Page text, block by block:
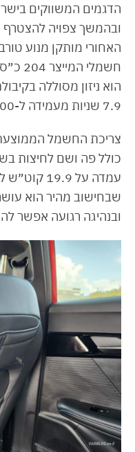
הדגמים המשווקים
ובהמשך צפויה
האחורי מותקן מנוע
7.9 שניות מעמידה ל-100 קמ״ש, לפי הגדרת היצרן.
צריכת החשמל הממוצעת
כולל פה ושם לחיצות
ובנהיגה רגועה אפשר להגיע ל-